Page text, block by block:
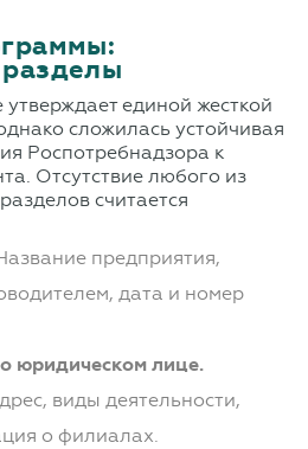
единой жесткой
сложилась устойчивая
Роспотребнадзора к
Отсутствие любого из
считается
предприятия,
дата и номер
юридическом лице.
виды деятельности,
о филиалах.